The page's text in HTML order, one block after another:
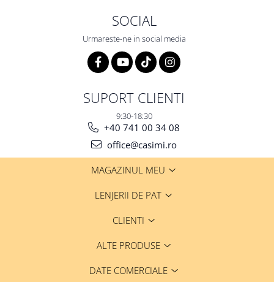
SOCIAL
Urmareste-ne in social media
SUPORT CLIENTI
9:30-18:30
+40 741 00 34 08
office@casimi.ro
MAGAZINUL MEU
LENJERII DE PAT
CLIENTI
ALTE PRODUSE
DATE COMERCIALE